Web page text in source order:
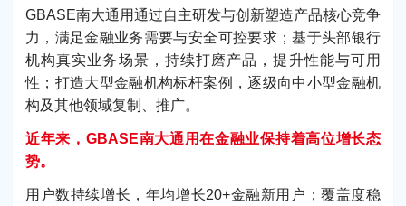
GBASE南大通用通过自主研发与创新塑造产品核心竞争
力，满足金融业务需要与安全可控要求；基于头部银行
机构真实业务场景，持续打磨产品，提升性能与可用
性；打造大型金融机构标杆案例，逐级向中小型金融机
构及其他领域复制、推广。
近年来，GBASE南大通用在金融业保持着高位增长态
势。
用户数持续增长，年均增长20+金融新用户；覆盖度稳